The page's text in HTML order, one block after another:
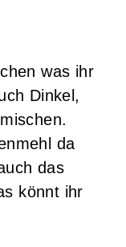
was ihr
Dinkel,
da
das
könnt ihr